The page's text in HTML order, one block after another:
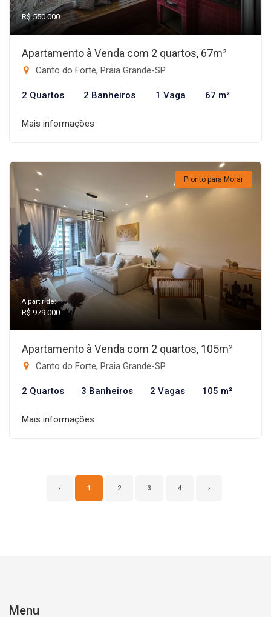
R$ 550.000
Apartamento à Venda com 2 quartos, 67m²
Canto do Forte, Praia Grande-SP
2 Quartos 2 Banheiros 1 Vaga 67 m²
Mais informações
Pronto para Morar
A partir de:
R$ 979.000
Apartamento à Venda com 2 quartos, 105m²
Canto do Forte, Praia Grande-SP
2 Quartos 3 Banheiros 2 Vagas 105 m²
Mais informações
‹ 1 2 3 4 ›
Menu